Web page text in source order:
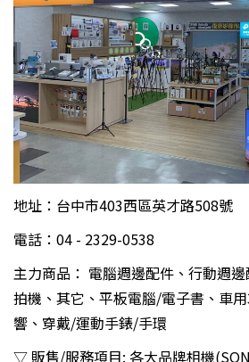
地址：台中市403西區英才路508號
電話：04 - 2329-0538
主力商品： 電腦週邊配件、行動週
拍機、其它、平板電腦/電子書、車
響、穿戴/運動手錶/手環
▽ 販售/服務項目: 各大品牌相機